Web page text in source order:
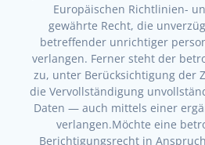
Europäischen Richtlinien-
gewährte Recht, die
betreffender unrichtiger
verlangen. Ferner steht der
zu, unter Berücksichtigung der
die Vervollständigung
Daten — auch mittels einer
verlangen.Möchte eine
Berichtigungsrecht in